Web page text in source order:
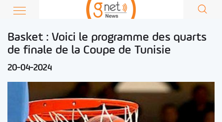
Basket : Voici le programme des quarts
de finale de la Coupe de Tunisie
20-04-2024